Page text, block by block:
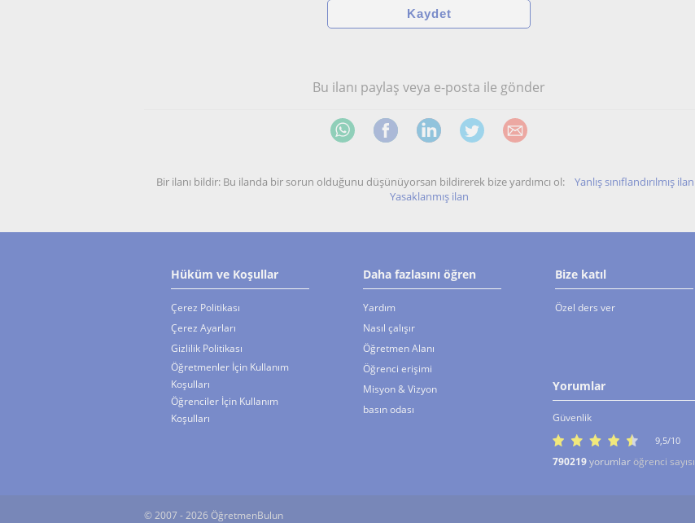
Bu ilanı paylaş veya e-posta ile gönder
Bir ilanı bildir: Bu ilanda bir sorun olduğunu düşünüyorsan bildirerek bize yardımcı ol: Yanlış sınıflandırılmış ilan
Yasaklanmış ilan
Hüküm ve Koşullar
Çerez Politikası
Çerez Ayarları
Gizlilik Politikası
Öğretmenler İçin Kullanım
Koşulları
Öğrenciler İçin Kullanım
Koşulları
Daha fazlasını öğren
Yardım
Nasıl çalışır
Öğretmen Alanı
Öğrenci erişimi
Misyon & Vizyon
basın odası
Bize katıl
Özel ders ver
Yorumlar
Güvenlik
9,5/10
790219yorumlar öğrenci sayısı
© 2007 - 2026 ÖğretmenBulun